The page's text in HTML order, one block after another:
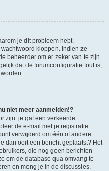
je dit probleem hebt.
kloppen. Indien ze
beheerder om er zeker van te zijn
dat de forumconfiguratie fout is,
niet meer aanmelden!?
zijn: je gaf een verkeerde
de e-mail met je registratie
verwijderd om één of andere
dan ooit een bericht geplaatst? Het
die nog geen berichten
om de database qua omvang te
en meng je in de discussies.